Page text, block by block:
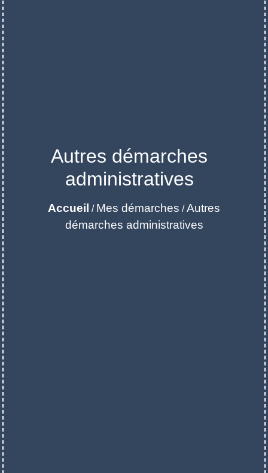
Autres démarches
administratives
Accueil / Mes démarches /Autres
démarches administratives